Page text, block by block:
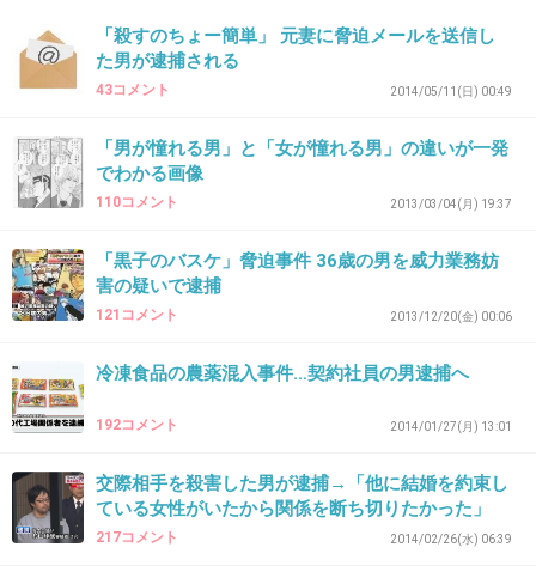
捕まっても許せない。死刑でいい。
-6
37. 匿名2014/06/03(火) 17:04:35
捕まって良かった。
子供を狙うキモイ男たちには厳しい罰を与えて
+509
「殺すのちょー簡単」 元妻に脅迫メールを送信し
た男が逮捕される
43コメント 2014/05/11(日) 00:49
「男が憧れる男」と「女が憧れる男」の違いが一発
でわかる画像
110コメント 2013/03/04(月) 19:37
「黒子のバスケ」脅迫事件 36歳の男を威力業務妨
害の疑いで逮捕
121コメント 2013/12/20(金) 00:06
冷凍食品の農薬混入事件…契約社員の男逮捕へ
192コメント 2014/01/27(月) 13:01
交際相手を殺害した男が逮捕→「他に結婚を約束し
ている女性がいたから関係を断ち切りたかった」
217コメント 2014/02/26(水) 06:39